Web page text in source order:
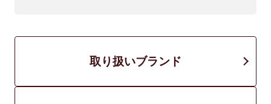
取り扱いブランド